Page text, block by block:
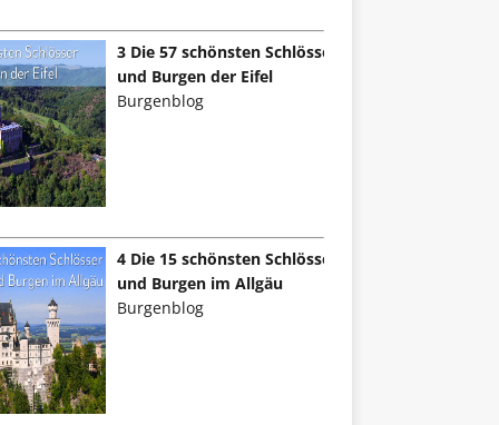
3 Die 57 schönsten Schlösser
und Burgen der Eifel
Burgenblog
4 Die 15 schönsten Schlösser
und Burgen im Allgäu
Burgenblog